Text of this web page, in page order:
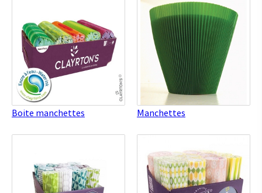
Boite manchettes Manchettes